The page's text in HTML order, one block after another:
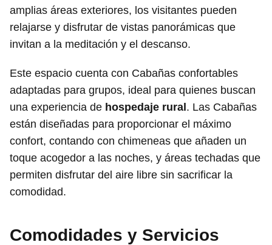
amplias áreas exteriores, los visitantes pueden
relajarse y disfrutar de vistas panorámicas que
invitan a la meditación y el descanso.
Este espacio cuenta con Cabañas confortables
adaptadas para grupos, ideal para quienes buscan
una experiencia de hospedaje rural. Las Cabañas
están diseñadas para proporcionar el máximo
confort, contando con chimeneas que añaden un
toque acogedor a las noches, y áreas techadas que
permiten disfrutar del aire libre sin sacrificar la
comodidad.
Comodidades y Servicios